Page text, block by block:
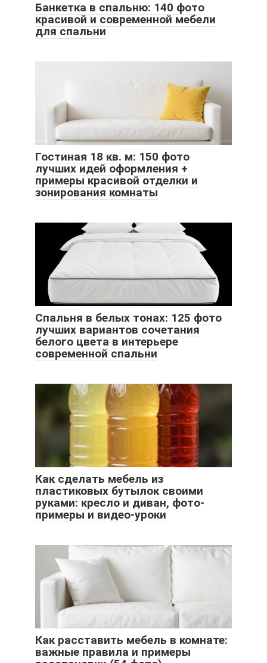
Банкетка в спальню: 140 фото
красивой и современной мебели
для спальни
Гостиная 18 кв. м: 150 фото
лучших идей оформления +
примеры красивой отделки и
зонирования комнаты
Спальня в белых тонах: 125 фото
лучших вариантов сочетания
белого цвета в интерьере
современной спальни
Как сделать мебель из
пластиковых бутылок своими
руками: кресло и диван, фото-
примеры и видео-уроки
Как расставить мебель в комнате:
важные правила и примеры